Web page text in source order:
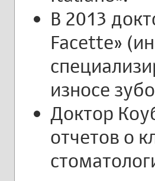
В 2013
Facette»
износе
Доктор
отчетов о